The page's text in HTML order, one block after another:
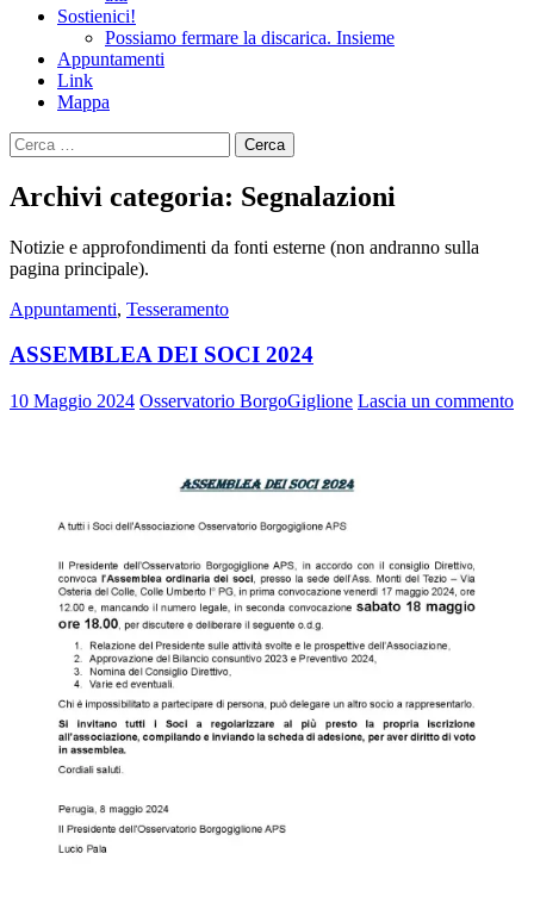
Sostienici!
Possiamo fermare la discarica. Insieme
Appuntamenti
Link
Mappa
Ricerca
per:
Archivi categoria: Segnalazioni
Notizie e approfondimenti da fonti esterne (non andranno sulla
pagina principale).
Appuntamenti, Tesseramento
ASSEMBLEA DEI SOCI 2024
10 Maggio 2024 Osservatorio BorgoGiglione Lascia un commento